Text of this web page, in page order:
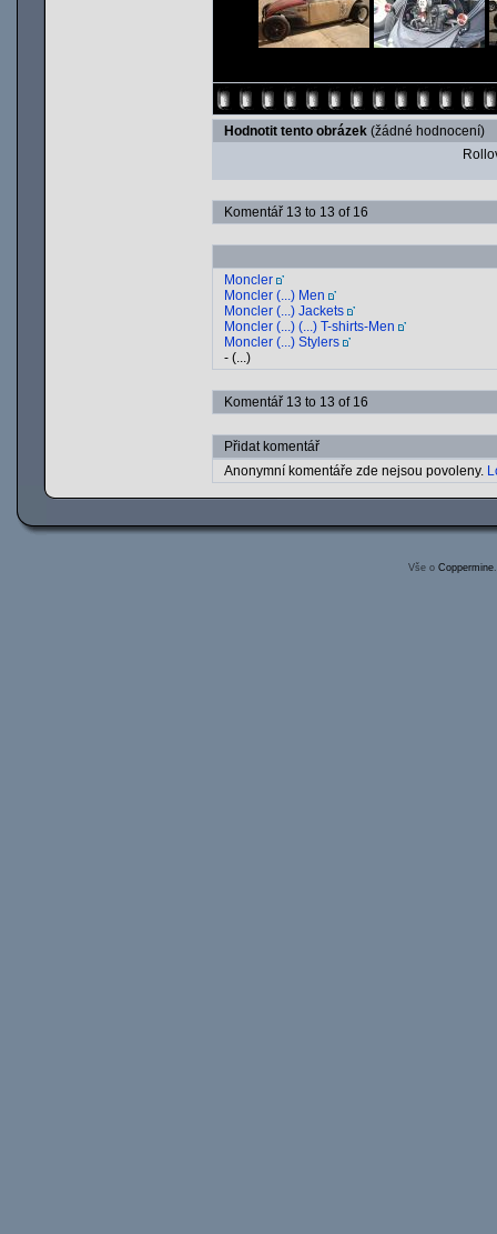
Hodnotit tento obrázek (žádné hodnocení)
Komentář 13 to 13 of 16
Moncler
Moncler (...) Men
Moncler (...) Jackets
Moncler (...) (...) T-shirts-Men
Moncler (...) Stylers
- (...)
Komentář 13 to 13 of 16
Přidat komentář
Anonymní komentáře zde nejsou povoleny.
Vše o Coppermine